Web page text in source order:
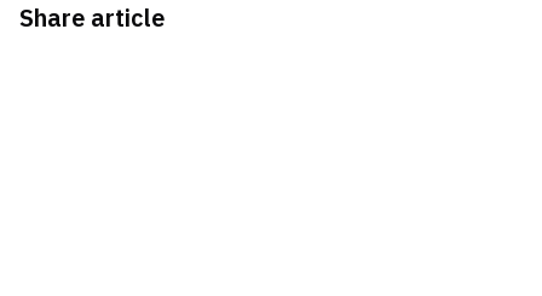
Share article